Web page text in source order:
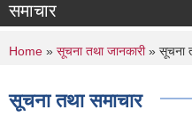
समाचार
You are here
Home » सूचना तथा जानकारी» सूचना
सूचना तथा समाचार